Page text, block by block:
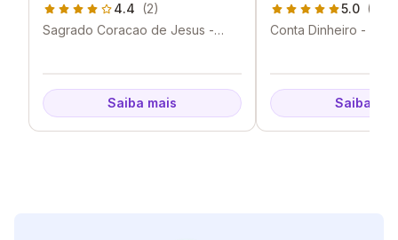
4.4 (2)
Sagrado Coracao de Jesus -
Saiba mais
5.0 (1)
Conta Dinheiro -
Saiba